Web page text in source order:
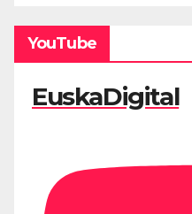
YouTube
EuskaDigital